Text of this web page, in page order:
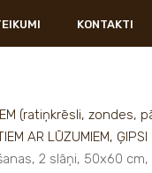
KONTAKTI
(ratiņkrēsli,
AR LŪZUMIEM, ĢIPSI
2 slāņi, 50x60 cm,